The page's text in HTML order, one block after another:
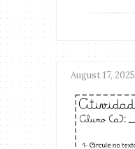
August 17, 2025